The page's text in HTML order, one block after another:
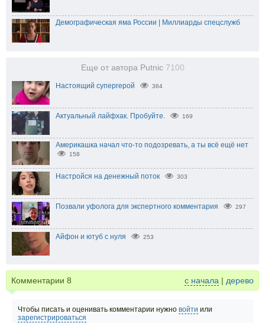
Демографическая яма России | Миллиарды спецслужб
Еще от автора Putnic 7100
Настоящий супергерой 364
Актуальный лайфхак. Пробуйте. 169
Америкашка начал что-то подозревать, а ты всё ещё нет
158
Настройся на денежный поток 303
Позвали уфолога для экспертного комментария 297
Айфон и ютуб с нуля 253
Комментарии 8 с начала | дерево
Чтобы писать и оценивать комментарии нужно войти или
зарегистрироваться